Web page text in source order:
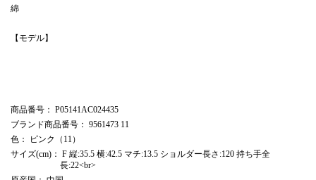
綿
【モデル】
商品番号 ： P05141AC024435
ブランド商品番号 ： 9561473 11
色 ： ピンク（11）
サイズ(cm) ： F 縦:35.5 横:42.5 マチ:13.5 ショルダー長さ:120 持ち手全
長:22<br>